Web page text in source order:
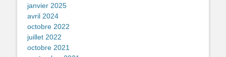
janvier 2025
avril 2024
octobre 2022
juillet 2022
octobre 2021